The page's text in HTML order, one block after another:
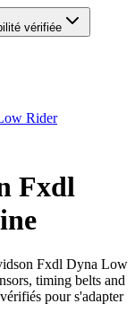
vérifiée
Rider
Fxdl
Fxdl Dyna Low
timing belts and
pour s'adapter